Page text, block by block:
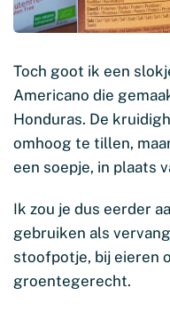
Toch goot ik een
Americano die
Honduras. De
omhoog te tillen,
een soepje, in plaats
Ik zou je dus eerder
gebruiken als
stoofpotje, bij eieren
groentegerecht.